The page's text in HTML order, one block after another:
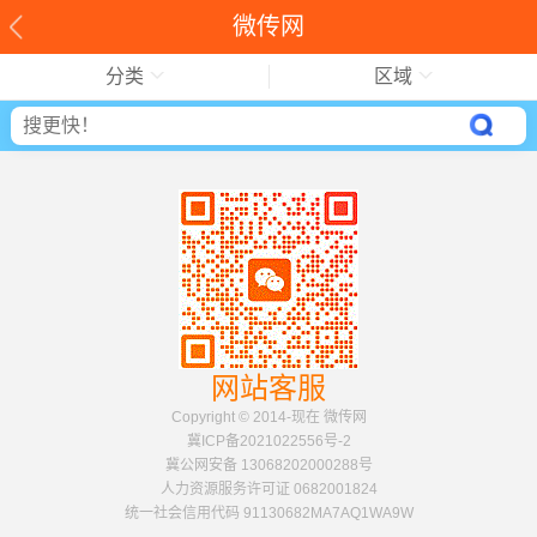
微传网
分类 区域
网站客服
Copyright © 2014-现在 微传网
冀ICP备2021022556号-2
冀公网安备 13068202000288号
人力资源服务许可证 0682001824
统一社会信用代码 91130682MA7AQ1WA9W